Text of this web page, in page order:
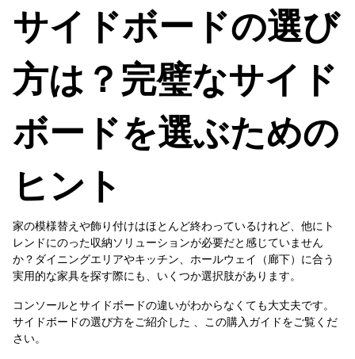
サイドボードの選び
方は？完璧なサイド
ボードを選ぶための
ヒント
家の模様替えや飾り付けはほとんど終わっているけれど、他にト
レンドにのった収納ソリューションが必要だと感じていません
か？ダイニングエリアやキッチン、ホールウェイ（廊下）に合う
実用的な家具を探す際にも、いくつか選択肢があります。
コンソールとサイドボードの違いがわからなくても大丈夫です。
サイドボードの選び方をご紹介した 、この購入ガイドをご覧くだ
さい。